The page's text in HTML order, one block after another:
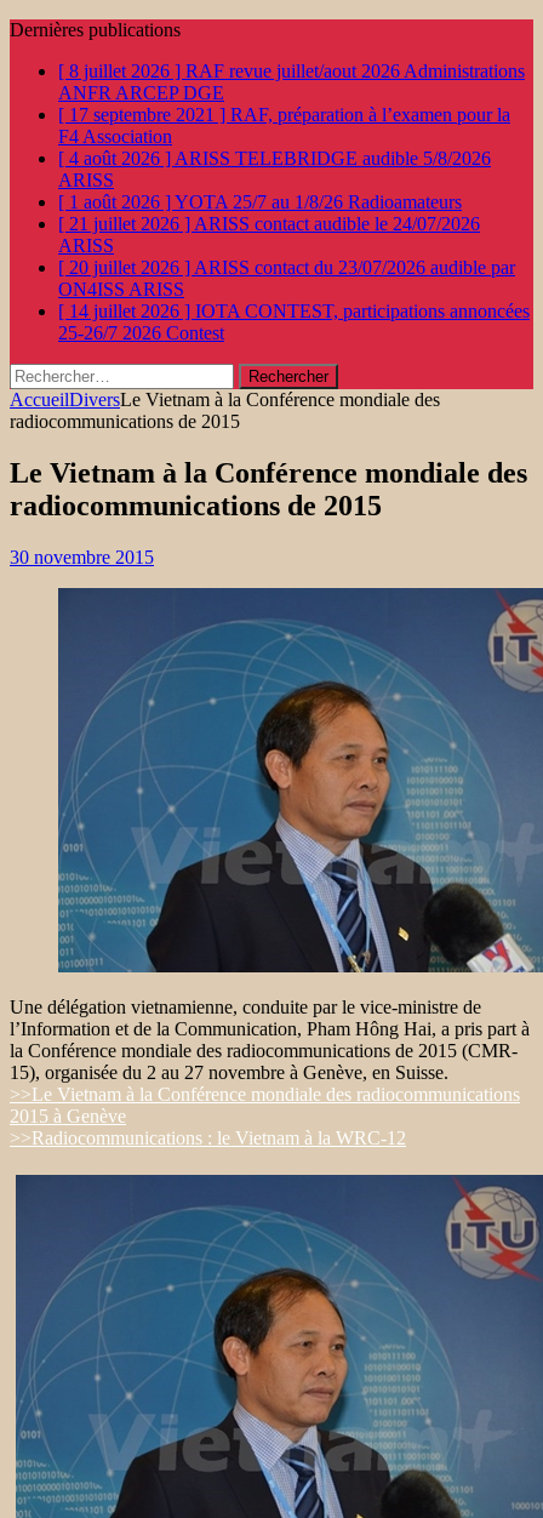
Dernières publications
[ 8 juillet 2026 ] RAF revue juillet/aout 2026 Administrations
ANFR ARCEP DGE
[ 17 septembre 2021 ] RAF, préparation à l’examen pour la
F4 Association
[ 4 août 2026 ] ARISS TELEBRIDGE audible 5/8/2026
ARISS
[ 1 août 2026 ]YOTA 25/7 au 1/8/26 Radioamateurs
[ 21 juillet 2026 ] ARISS contact audible le 24/07/2026
ARISS
[ 20 juillet 2026 ] ARISS contact du 23/07/2026 audible par
ON4ISS ARISS
[ 14 juillet 2026 ] IOTA CONTEST, participations annoncées
25-26/7 2026 Contest
Rechercher :
AccueilDiversLe Vietnam à la Conférence mondiale des
radiocommunications de 2015
Le Vietnam à la Conférence mondiale des
radiocommunications de 2015
30 novembre 2015
Une délégation vietnamienne, conduite par le vice-ministre de
l’Information et de la Communication, Pham Hông Hai, a pris part à
la Conférence mondiale des radiocommunications de 2015 (CMR-
15), organisée du 2 au 27 novembre à Genève, en Suisse.
>>Le Vietnam à la Conférence mondiale des radiocommunications
2015 à Genève
>>Radiocommunications : le Vietnam à la WRC-12